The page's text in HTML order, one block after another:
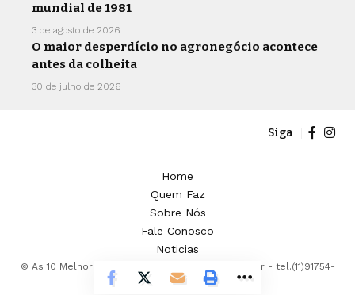
mundial de 1981
3 de agosto de 2026
O maior desperdício no agronegócio acontece
antes da colheita
30 de julho de 2026
Siga
© As 10 Melhores - contato@as10melhores.com.br- tel.(11)91754-
6532
Home
Quem Faz
Sobre Nós
Fale Conosco
Noticias